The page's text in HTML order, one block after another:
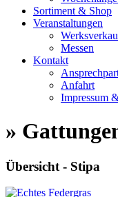
Sortiment & Shop
Veranstaltungen
Messen
Kontakt
Anfahrt
Impressum
»
Übersicht - Stipa